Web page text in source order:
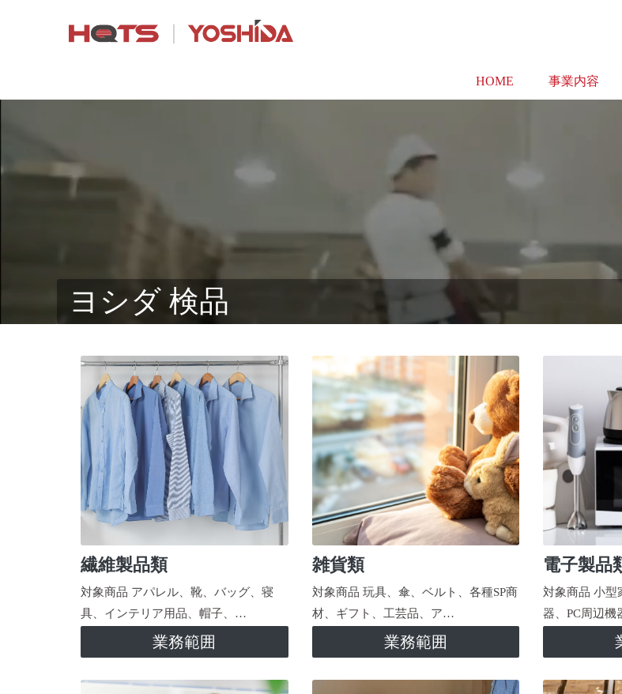
HOME 事業内容
ヨシダ 検品
繊維製品類
対象商品 アパレル、靴、バッグ、寝
具、インテリア用品、帽子、…
業務範囲
雑貨類
対象商品 玩具、傘、ベルト、各種SP商
材、ギフト、工芸品、ア…
業務範囲
電子製品
対象商品 小型
器、PC周辺